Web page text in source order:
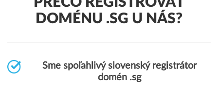
DOMÉNU .SG U NÁS?
Sme spoľahlivý slovenský registrátor
domén .sg